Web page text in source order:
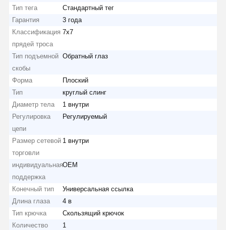
Главная
Тип тега
Стандартный тег
Гарантия
3 года
Классификация
прядей троса
7x7
Тип подъемной
скобы
Обратный глаз
Форма
Плоский
Тип
круглый слинг
Диаметр тела
1 внутри
Регулировка
цепи
Регулируемый
Размер сетевой
торговли
1 внутри
индивидуальная
поддержка
OEM
Конечный тип
Универсальная ссылка
Длина глаза
4 в
Тип крючка
Скользящий крючок
Количество
1